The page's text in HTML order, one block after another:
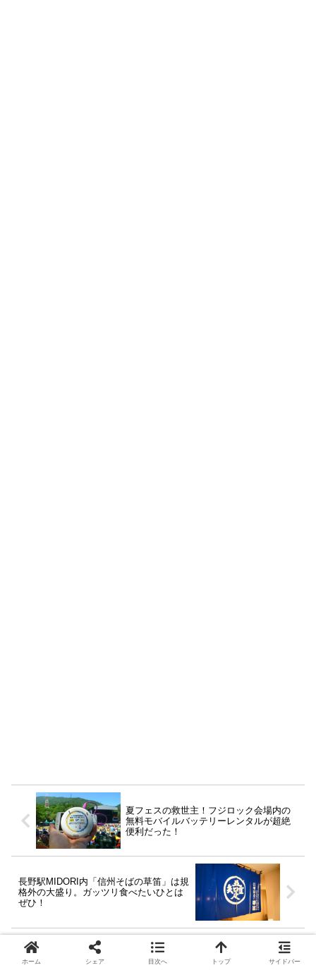
夏フェスの救世主！フジロック会場内の
無料モバイルバッテリーレンタルが超絶
便利だった！
長野駅MIDORI内「信州そばの草笛」は規
格外の大盛り。ガッツリ食べたいひとは
ぜひ！
ホーム シェア 目次へ トップ サイドバー